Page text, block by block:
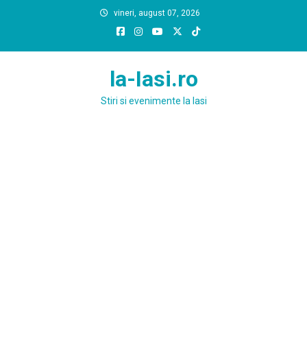
vineri, august 07, 2026
la-Iasi.ro
Stiri si evenimente la Iasi